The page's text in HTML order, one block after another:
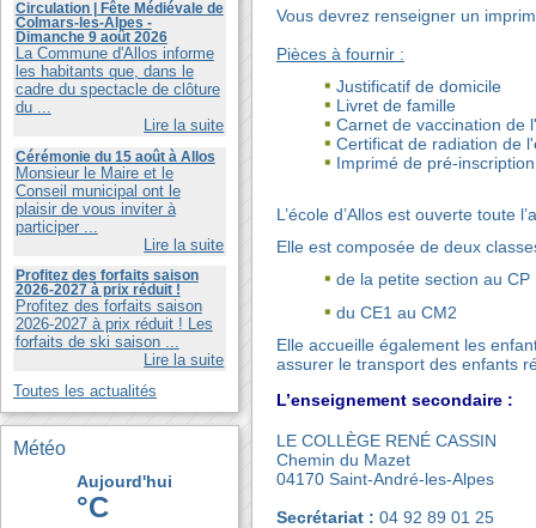
Circulation | Fête Médiévale de
Colmars-les-Alpes -
Dimanche 9 août 2026
La Commune d'Allos informe
les habitants que, dans le
cadre du spectacle de clôture
du ...
Lire la suite
Cérémonie du 15 août à Allos
Monsieur le Maire et le
Conseil municipal ont le
plaisir de vous inviter à
participer ...
Lire la suite
Profitez des forfaits saison
2026-2027 à prix réduit !
Profitez des forfaits saison
2026-2027 à prix réduit ! Les
forfaits de ski saison ...
Lire la suite
Toutes les actualités
Météo
Aujourd'hui
°C
Vous devrez renseigner un
Pièces à fournir :
Justificatif de domicile
Livret de famille
Carnet de vaccination de
Certificat de radiation de
Imprimé de pré-
L’école d’Allos est ouverte toute
Elle est composée de deux
de la petite section au CP
du CE1 au CM2
Elle accueille également les
assurer le transport des enfants
L’enseignement secondaire :
LE COLLÈGE RENÉ CASSIN
Chemin du Mazet
04170 Saint-André-les-Alpes
Secrétariat : 04 92 89 01 25